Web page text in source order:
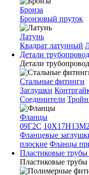
Бронза
Бронзовый пруток
Латунь
Квадрат латунный
Детали
Детали
Стальные фитинги
Заглушки
Соединители
Фланцы
09Г2С
Фланцевые
плоские Фланцы
Пластиковые
Пластиковые